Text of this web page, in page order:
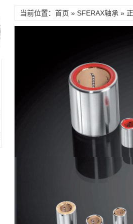
当前位置：首页 » SFERAX轴承 »